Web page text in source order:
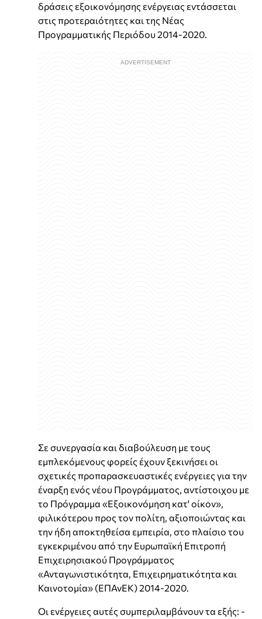
δράσεις εξοικονόμησης ενέργειας εντάσσεται
στις προτεραιότητες και της Νέας
Προγραμματικής Περιόδου 2014-2020.
Σε συνεργασία και διαβούλευση με τους
εμπλεκόμενους φορείς έχουν ξεκινήσει οι
σχετικές προπαρασκευαστικές ενέργειες για την
έναρξη ενός νέου Προγράμματος, αντίστοιχου με
το Πρόγραμμα «Εξοικονόμηση κατ' οίκον»,
φιλικότερου προς τον πολίτη, αξιοποιώντας και
την ήδη αποκτηθείσα εμπειρία, στο πλαίσιο του
εγκεκριμένου από την Ευρωπαϊκή Επιτροπή
Επιχειρησιακού Προγράμματος
«Ανταγωνιστικότητα, Επιχειρηματικότητα και
Καινοτομία» (ΕΠΑνΕΚ) 2014-2020.
Οι ενέργειες αυτές συμπεριλαμβάνουν τα εξής: -